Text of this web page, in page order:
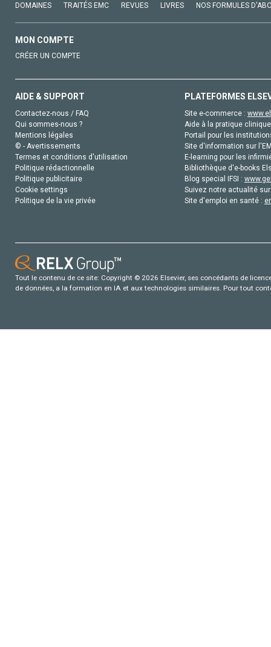
DOMAINES TRAITÉS EMC REVUES LIVRES NOS FORMULES
MON COMPTE
CRÉER UN COMPTE
AIDE & SUPPORT
Contactez-nous / FAQ
Qui sommes-nous ?
Mentions légales
© - Avertissements
Termes et conditions d'utilisation
Politique rédactionnelle
Politique publicitaire
Cookie settings
Politique de la vie privée
PLATEFORMES
Site e-commerce :
Aide à la pratique
Portail pour les
Site d'information sur
E-learning pour les
Bibliothèque d'e-books
Blog special IFSI :
Suivez notre actualité
Site d'emploi en santé :
Tout le contenu de ce site: Copyright © 2026 Elsevier, ses concédants de
de données, a la formation en IA et aux technologies similaires. Pour tout